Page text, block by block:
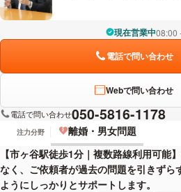
現在営業中08:00
電話で問い合わせ
Webで問い合わせ
電話で問い合わせ050-5816-1178
注力分野
離婚・男女問題
【市ヶ谷駅徒歩1分｜複数路線利用可
なく、ご依頼者が過去の問題を引きずら
ようにしっかりとサポートします。